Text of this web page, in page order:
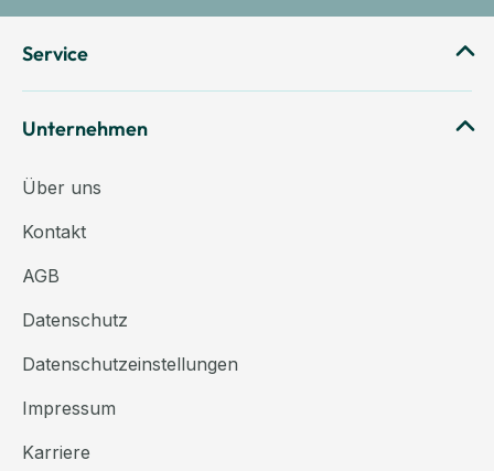
Service
Unternehmen
Über uns
Kontakt
AGB
Datenschutz
Datenschutzeinstellungen
Impressum
Karriere